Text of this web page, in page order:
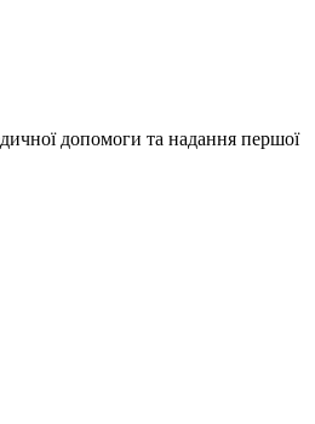
допомоги та надання першої